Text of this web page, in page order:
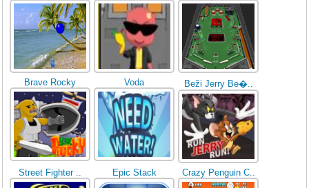
Brave Rocky Voda Beži Jerry Be�..
Street Fighter .. Epic Stack Crazy Penguin C..